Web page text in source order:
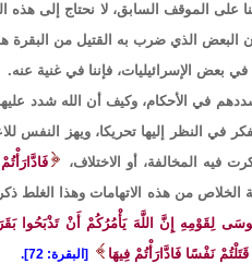
على الموقف السابق، لا نحتاج إلى هذه
البعض الذي ضرب به القتيل من البقرة
بعض الإسرائيليات، فإننا في غنية عنه.
في الأحكام، وكيف أن الله شدد
النظر إليها تحريكا، ويهز النفس
فيه المخالفة، أو الاختلاف،
الخلاص من هذه الاتهامات وهذا الغلط
لِقَوْمِهِ إِنَّ اللَّهَ يَأْمُرُكُمْ أَنْ تَذْبَحُوا
قَتَلْتُمْ نَفْسًا فَادَّارَأْتُمْ فِيهَا [البقرة: 72].